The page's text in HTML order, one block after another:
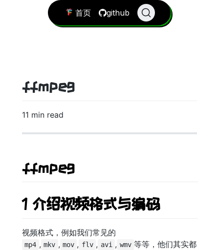
首页 github
ffmpeg
11 min read
ffmpeg
1 介绍视频格式与编码
视频格式，例如我们常见的
mp4 , mkv , mov , flv , avi , wmv 等等，他们其实都